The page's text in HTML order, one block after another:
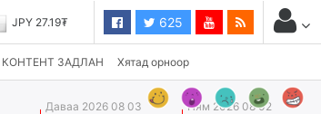
JPY 27.19₮ 625
КОНТЕНТ ЗАДЛАН Хятад орноор
Даваа 2026 08 03 Ням 2026 08 02